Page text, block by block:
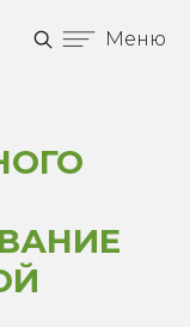
Меню